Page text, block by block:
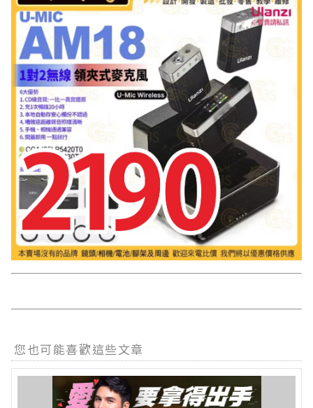
您也可能喜歡這些文章